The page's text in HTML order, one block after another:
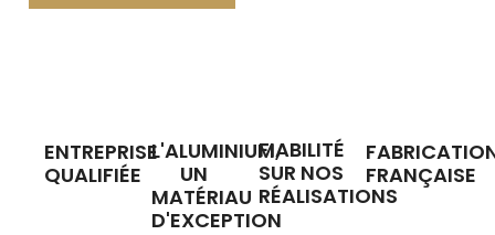
ENTREPRISE
QUALIFIÉE
L'ALUMINIUM,
UN
MATÉRIAU
D'EXCEPTION
FIABILITÉ
SUR NOS
RÉALISATIONS
FRANÇAISE